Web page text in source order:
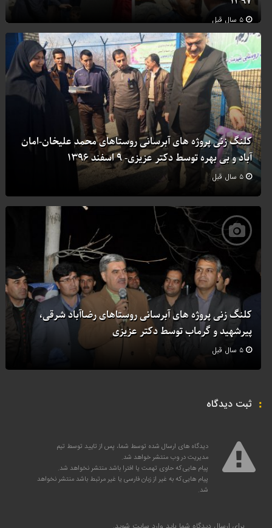
۵ سال قبل
کلنگ زنی پروژه های آبرسانی روستاهای محمد علیخان-امان
آباد و بی بهره توسط دکتر عزیزی- ۹ اسفند ۱۳۹۶
۵ سال قبل
کلنگ زنی پروژه های آبرسانی روستاهای رضاآباد شرقی،
پیرشهید و گرماب توسط دکتر عزیزی
۵ سال قبل
ثبت دیدگاه
دیدگاه های ارسال شده توسط شما، پس از تایید توسط تیم
مدیریت در وب منتشر خواهد شد.
پیام هایی که حاوی تهمت یا افترا باشد منتشر نخواهد شد.
پیام هایی که به غیر از زبان فارسی یا غیر مرتبط باشد منتشر نخواهد
شد.